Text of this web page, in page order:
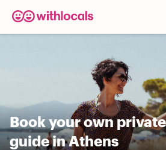
Book your own
guide in Athens